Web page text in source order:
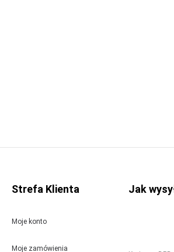
Strefa Klienta
Moje konto
Moje zamówienia
Jak